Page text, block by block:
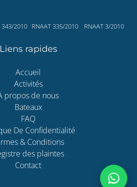
343/2010 RNAAT 335/2010 RNAAT 3/2010
Liens rapides
Accueil
Activités
propos de nous
Bateaux
FAQ
De Confidentialité
& Conditions
des plaintes
Contact